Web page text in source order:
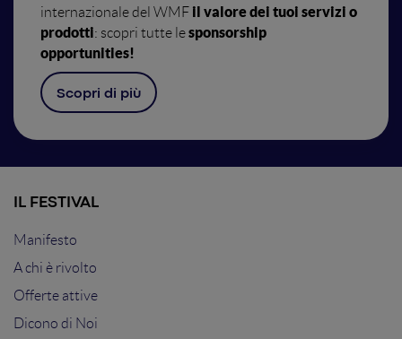
internazionale del WMF il valore dei tuoi servizi o
prodotti: scopri tutte lesponsorship
opportunities!
Scopri di più
IL FESTIVAL
Manifesto
A chi è rivolto
Offerte attive
Dicono di Noi